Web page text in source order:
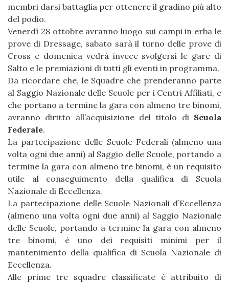
membri darsi battaglia per ottenere il gradino più alto
del podio.
Venerdì 28 ottobre avranno luogo sui campi in erba le
prove di Dressage, sabato sarà il turno delle prove di
Cross e domenica vedrà invece svolgersi le gare di
Salto e le premiazioni di tutti gli eventi in programma.
Da ricordare che, le Squadre che prenderanno parte
al Saggio Nazionale delle Scuole per i Centri Affiliati, e
che portano a termine la gara con almeno tre binomi,
avranno diritto all’acquisizione del titolo di Scuola
Federale.
La partecipazione delle Scuole Federali (almeno una
volta ogni due anni) al Saggio delle Scuole, portando a
termine la gara con almeno tre binomi, è un requisito
utile al conseguimento della qualifica di Scuola
Nazionale di Eccellenza.
La partecipazione delle Scuole Nazionali d’Eccellenza
(almeno una volta ogni due anni) al Saggio Nazionale
delle Scuole, portando a termine la gara con almeno
tre binomi, è uno dei requisiti minimi per il
mantenimento della qualifica di Scuola Nazionale di
Eccellenza.
Alle prime tre squadre classificate è attribuito di